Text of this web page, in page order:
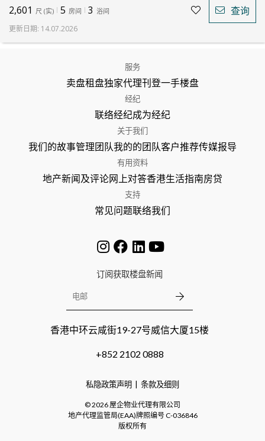
2,601 尺 (实) 5 房间 3 浴间 查询
更新日期: 14.07.2026
服务
卖盘租盘独家代理刊登一手楼盘
经纪
联络经纪成为经纪
关于我们
我们的故事管理团队我的的团队客户推荐传媒报导
有用资料
地产新闻及评论网上对答香港生活指南房贷
支持
常见问题联络我们
订阅获取楼盘新闻
香港中环云咸街19-27号威信大厦15楼
+852 2102 0888
私隐政策声明 条款及细则
©2026 屋企物业代理有限公司
地产代理监管局(EAA)牌照编号C-036846
版权所有